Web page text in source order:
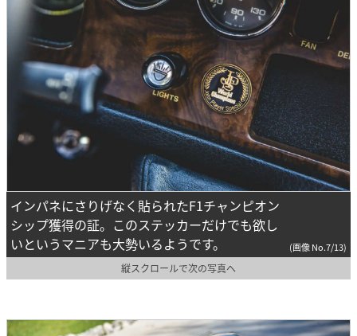
インパネにさりげなく貼られたF1チャンピオン
シップ獲得の証。このステッカーだけでも欲し
いというマニアも大勢いるようです。
(画像 No.7/13)
縦スクロールで次の写真へ